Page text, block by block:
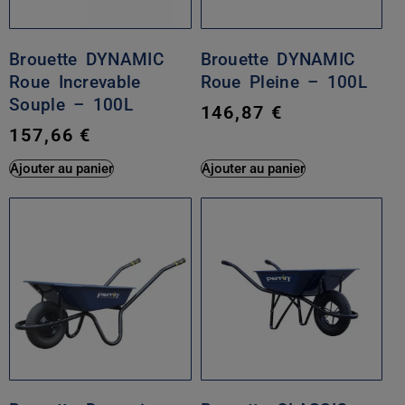
Brouette DYNAMIC
Roue Increvable
Souple – 100L
157,66 €
Ajouter au panier
Brouette DYNAMIC
Roue Pleine – 100L
146,87 €
Ajouter au panier